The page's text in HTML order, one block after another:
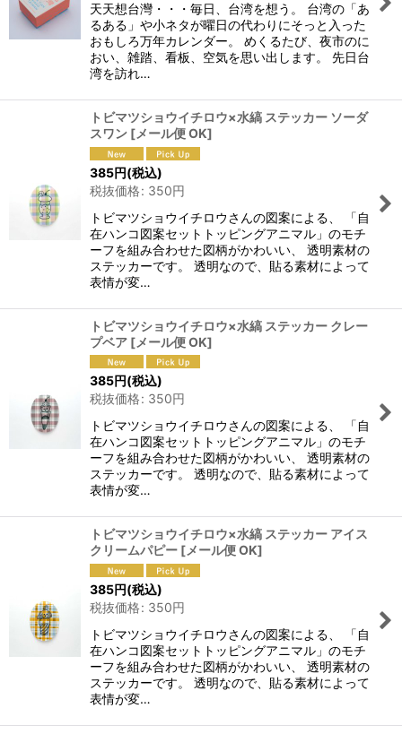
天天想台灣・・・毎日、台湾を想う。 台湾の「あ
るある」や小ネタが曜日の代わりにそっと入った
おもしろ万年カレンダー。 めくるたび、夜市のに
おい、雑踏、看板、空気を思い出します。 先日台
湾を訪れ…
トビマツショウイチロウ×水縞 ステッカー ソーダ
スワン [メール便 OK]
385円(税込)
税抜価格: 350円
トビマツショウイチロウさんの図案による、 「自
在ハンコ図案セットトッピングアニマル」のモチ
ーフを組み合わせた図柄がかわいい、 透明素材の
ステッカーです。 透明なので、貼る素材によって
表情が変…
トビマツショウイチロウ×水縞 ステッカー クレー
プベア [メール便 OK]
385円(税込)
税抜価格: 350円
トビマツショウイチロウさんの図案による、 「自
在ハンコ図案セットトッピングアニマル」のモチ
ーフを組み合わせた図柄がかわいい、 透明素材の
ステッカーです。 透明なので、貼る素材によって
表情が変…
トビマツショウイチロウ×水縞 ステッカー アイス
クリームパピー [メール便 OK]
385円(税込)
税抜価格: 350円
トビマツショウイチロウさんの図案による、 「自
在ハンコ図案セットトッピングアニマル」のモチ
ーフを組み合わせた図柄がかわいい、 透明素材の
ステッカーです。 透明なので、貼る素材によって
表情が変…